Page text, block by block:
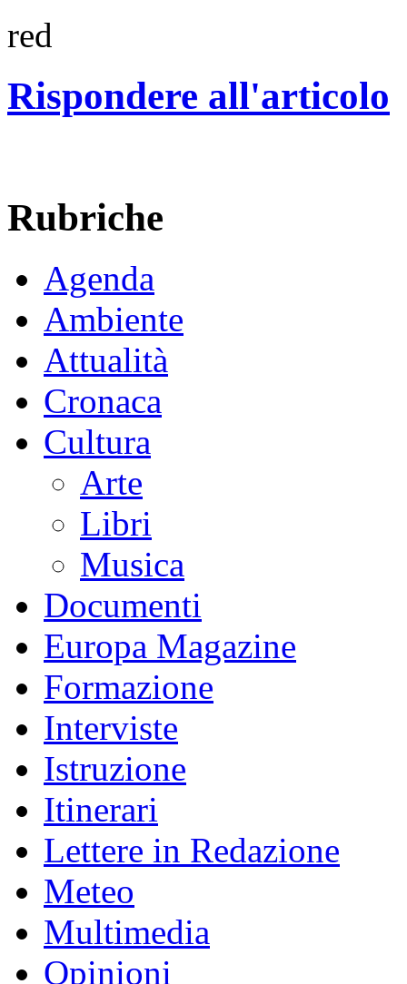
red
Rispondere all'articolo
Rubriche
Agenda
Ambiente
Attualità
Cronaca
Cultura
Arte
Libri
Musica
Documenti
Europa Magazine
Formazione
Interviste
Istruzione
Itinerari
Lettere in Redazione
Meteo
Multimedia
Opinioni